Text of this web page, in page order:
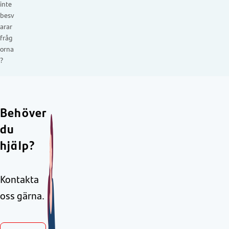
inte
besv
arar
fråg
orna
?
Behöver
du
hjälp?
Kontakta
oss gärna.